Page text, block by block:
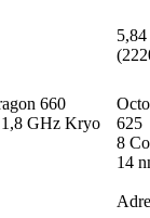
660
GHz Kryo
625
8
14